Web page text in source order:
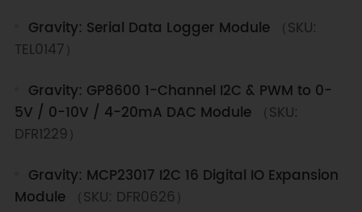
Gravity: Serial Data Logger Module （SKU:
TEL0147）
Gravity: GP8600 1-Channel I2C & PWM to 0-
5V / 0-10V / 4-20mA DAC Module （SKU:
DFR1229）
Gravity: MCP23017 I2C 16 Digital IO Expansion
Module （SKU: DFR0626）